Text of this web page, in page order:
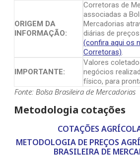
ORIGEM DA
INFORMAÇÃO:
Corretoras de
associadas a
Mercadorias
diárias de preços
(confira aqui os
Corretoras).
IMPORTANTE:
Valores
negócios
físico, para
Fonte: Bolsa Brasileira de Mercadorias
Metodologia cotações
COTAÇÕES
METODOLOGIA DE PREÇOS
BRASILEIRA DE